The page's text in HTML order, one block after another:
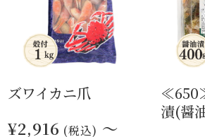
ズワイカニ爪
¥2,916 (税込) ～
漬(醤